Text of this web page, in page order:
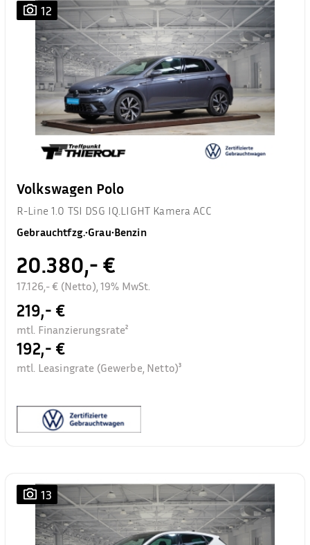
12
Volkswagen Polo
R-Line 1.0 TSI DSG IQ.LIGHT Kamera ACC
Gebrauchtfzg.•Grau•Benzin
20.380,- €
17.126,- € (Netto), 19% MwSt.
219,- €
mtl. Finanzierungsrate²
192,- €
mtl. Leasingrate (Gewerbe, Netto)³
13